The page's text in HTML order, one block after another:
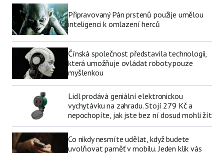
Připravovaný Pán prstenů použije umělou
inteligenci k omlazení herců
Čínská společnost představila technologii,
která umožňuje ovládat roboty pouze
myšlenkou
Lidl prodává geniální elektronickou
vychytávku na zahradu. Stojí 279 Kč a
nepochopíte, jak jste bez ní dosud mohli žít
Co nikdy nesmíte udělat, když budete
uvolňovat paměť v mobilu. Jeden klik vás